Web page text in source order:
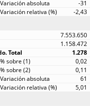
-31
-2,43
7.553.650
1.158.472
1.278
0,02
0,11
61
5,01